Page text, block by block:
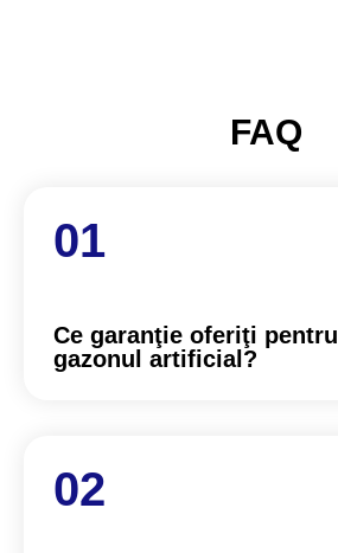
FAQ
Ce garanţie oferiţi pentru
gazonul artificial?